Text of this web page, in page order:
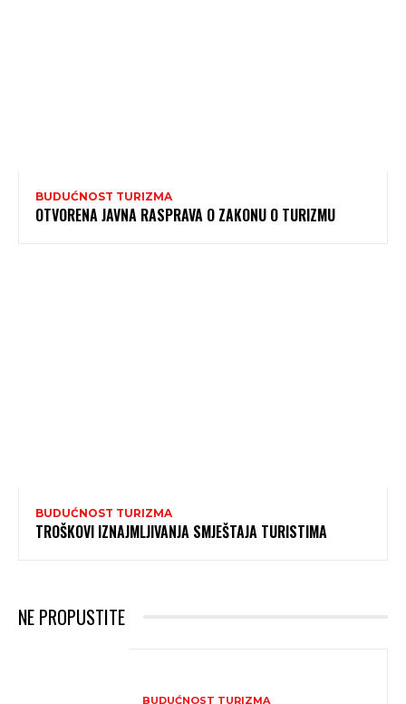
BUDUĆNOST TURIZMA
OTVORENA JAVNA RASPRAVA O ZAKONU O TURIZMU
BUDUĆNOST TURIZMA
TROŠKOVI IZNAJMLJIVANJA SMJEŠTAJA TURISTIMA
NE PROPUSTITE
BUDUĆNOST TURIZMA